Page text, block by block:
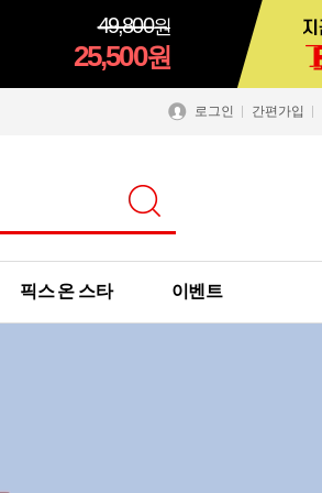
49,800원
25,500원
로그인 간편가입
픽스 온 스타 이벤트